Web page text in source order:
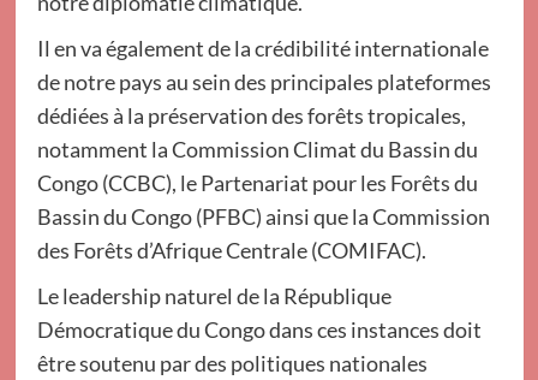
Il en va également de la crédibilité internationale
de notre pays au sein des principales plateformes
dédiées à la préservation des forêts tropicales,
notamment la Commission Climat du Bassin du
Congo (CCBC), le Partenariat pour les Forêts du
Bassin du Congo (PFBC) ainsi que la Commission
des Forêts d’Afrique Centrale (COMIFAC).
Le leadership naturel de la République
Démocratique du Congo dans ces instances doit
être soutenu par des politiques nationales